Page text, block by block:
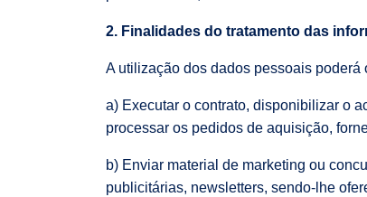
2. Finalidades do tratamento das
A utilização dos dados pessoais
a) Executar o contrato, disponibilizar o
processar os pedidos de aquisição,
b) Enviar material de marketing ou
publicitárias, newsletters, sendo-lhe